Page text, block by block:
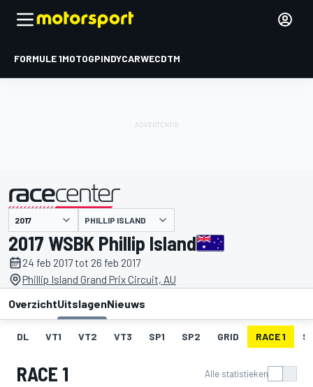
FORMULE 1MOTOGPINDYCARWECDTM
gepresenteerd door PHILLIP ISLAND
2017 WSBK Phillip Island
24 feb 2017 tot 26 feb 2017
Phillip Island Grand Prix Circuit, AU
OverzichtUitslagenNieuws
DL VT1 VT2 VT3 SP1 SP2 GRID RACE 1
RACE 1 Alle statistieken